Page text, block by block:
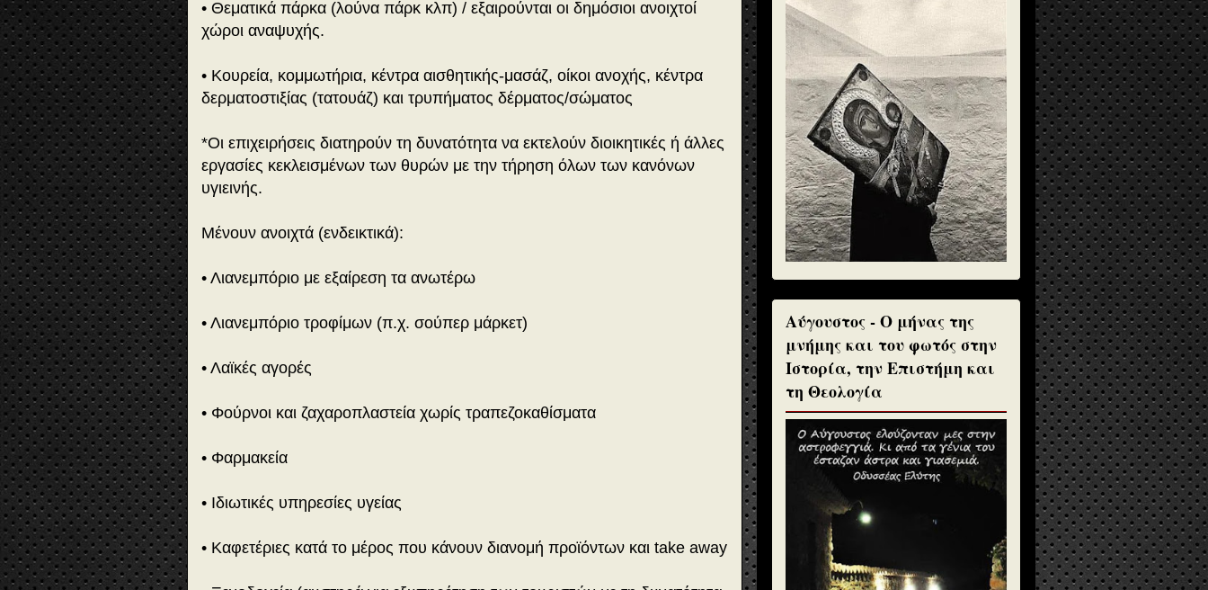
• Θεματικά πάρκα (λούνα πάρκ κλπ) / εξαιρούνται οι δημόσιοι ανοιχτοί
χώροι αναψυχής.
• Κουρεία, κομμωτήρια, κέντρα αισθητικής-μασάζ, οίκοι ανοχής, κέντρα
δερματοστιξίας (τατουάζ) και τρυπήματος δέρματος/σώματος
*Οι επιχειρήσεις διατηρούν τη δυνατότητα να εκτελούν διοικητικές ή άλλες
εργασίες κεκλεισμένων των θυρών με την τήρηση όλων των κανόνων
υγιεινής.
Μένουν ανοιχτά (ενδεικτικά):
• Λιανεμπόριο με εξαίρεση τα ανωτέρω
• Λιανεμπόριο τροφίμων (π.χ. σούπερ μάρκετ)
• Λαϊκές αγορές
• Φούρνοι και ζαχαροπλαστεία χωρίς τραπεζοκαθίσματα
• Φαρμακεία
• Ιδιωτικές υπηρεσίες υγείας
• Καφετέριες κατά το μέρος που κάνουν διανομή προϊόντων και take away
Αύγουστος - Ο μήνας της
μνήμης και του φωτός στην
Ιστορία, την Επιστήμη και
τη Θεολογία